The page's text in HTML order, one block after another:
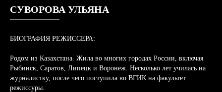
СУВОРОВА УЛЬЯНА
БИОГРАФИЯ РЕЖИССЕРА:
Родом из Казахстана. Жила во многих городах России, включая
Рыбинск, Саратов, Липецк и Воронеж. Несколько лет училась на
журналистку, после чего поступила во ВГИК на факультет
режиссуры.